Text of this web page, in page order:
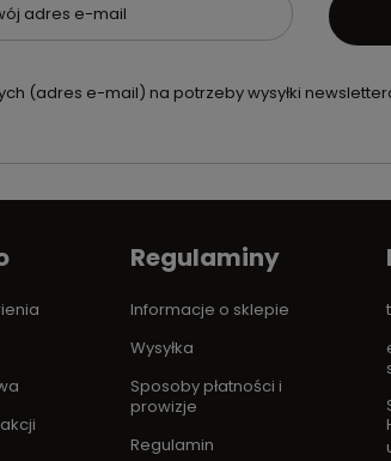
adres e-mail
(adres e-mail) na potrzeby wysyłki
Regulaminy
Informacje o sklepie
Wysyłka
Sposoby płatności i
prowizje
Regulamin